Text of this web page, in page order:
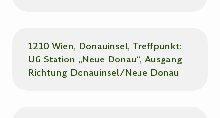
1210 Wien, Donauinsel, Treffpunkt:
U6 Station „Neue Donau“, Ausgang
Richtung Donauinsel/Neue Donau